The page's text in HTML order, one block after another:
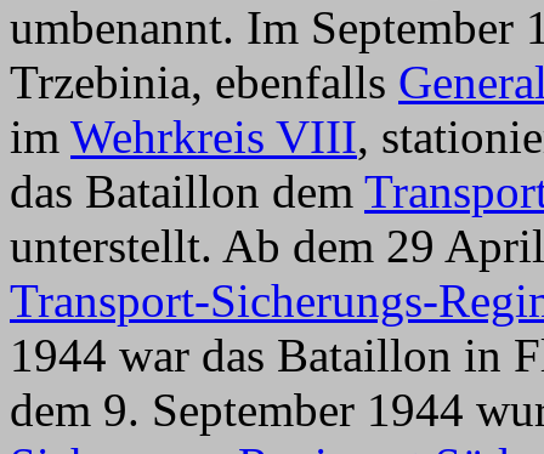
umbenannt. Im September
Trzebinia, ebenfalls
im Wehrkreis VIII,
das Bataillon dem
unterstellt. Ab dem 29
Transport-Sicherungs-
1944 war das Bataillon in
dem 9. September 1944